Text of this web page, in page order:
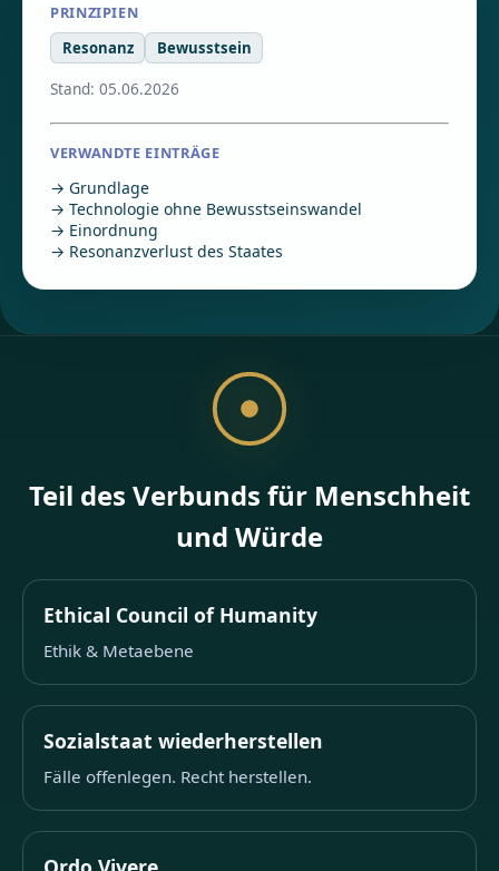
PRINZIPIEN
Resonanz
Bewusstsein
Stand: 05.06.2026
VERWANDTE EINTRÄGE
→ Grundlage
→ Technologie ohne Bewusstseinswandel
→ Einordnung
→ Resonanzverlust des Staates
Teil des Verbunds für Menschheit
und Würde
Ethical Council of Humanity
Ethik & Metaebene
Sozialstaat wiederherstellen
Fälle offenlegen. Recht herstellen.